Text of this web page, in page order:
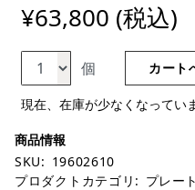
¥63,800 (税込)
個 カート
現在、在庫が少なくなってい
SKU: 19602610
プロダクトカテゴリ: プレー